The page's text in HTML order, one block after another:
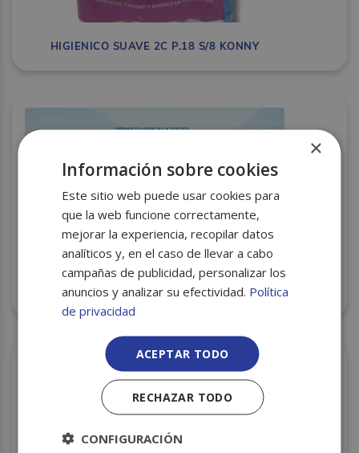
HIGIENICO SUAVE 2C P.18 S/8 KONNY
PAPEL HIGIENICO HUMEDO 80 UDS C/12
×
Información sobre cookies
Este sitio web puede usar cookies para
que la web funcione correctamente,
mejorar la experiencia, recopilar datos
analíticos y, en el caso de llevar a cabo
campañas de publicidad, personalizar los
anuncios y analizar su efectividad. Política
de privacidad
ACEPTAR TODO
RECHAZAR TODO
CONFIGURACIÓN